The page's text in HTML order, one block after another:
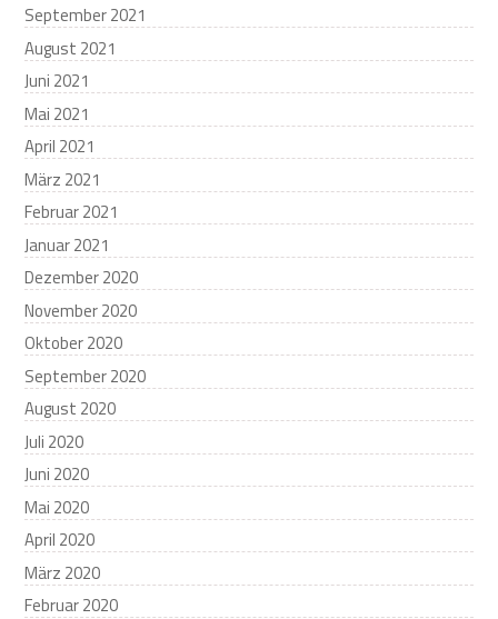
September 2021
August 2021
Juni 2021
Mai 2021
April 2021
März 2021
Februar 2021
Januar 2021
Dezember 2020
November 2020
Oktober 2020
September 2020
August 2020
Juli 2020
Juni 2020
Mai 2020
April 2020
März 2020
Februar 2020